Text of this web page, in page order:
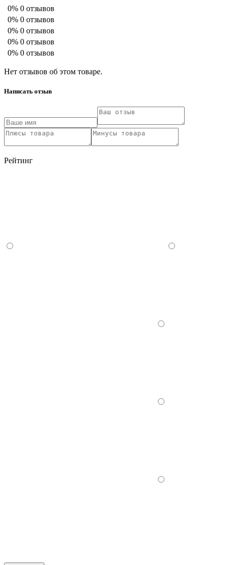
0% 0 отзывов
0% 0 отзывов
0% 0 отзывов
0% 0 отзывов
0% 0 отзывов
Нет отзывов об этом товаре.
Написать отзыв
Рейтинг